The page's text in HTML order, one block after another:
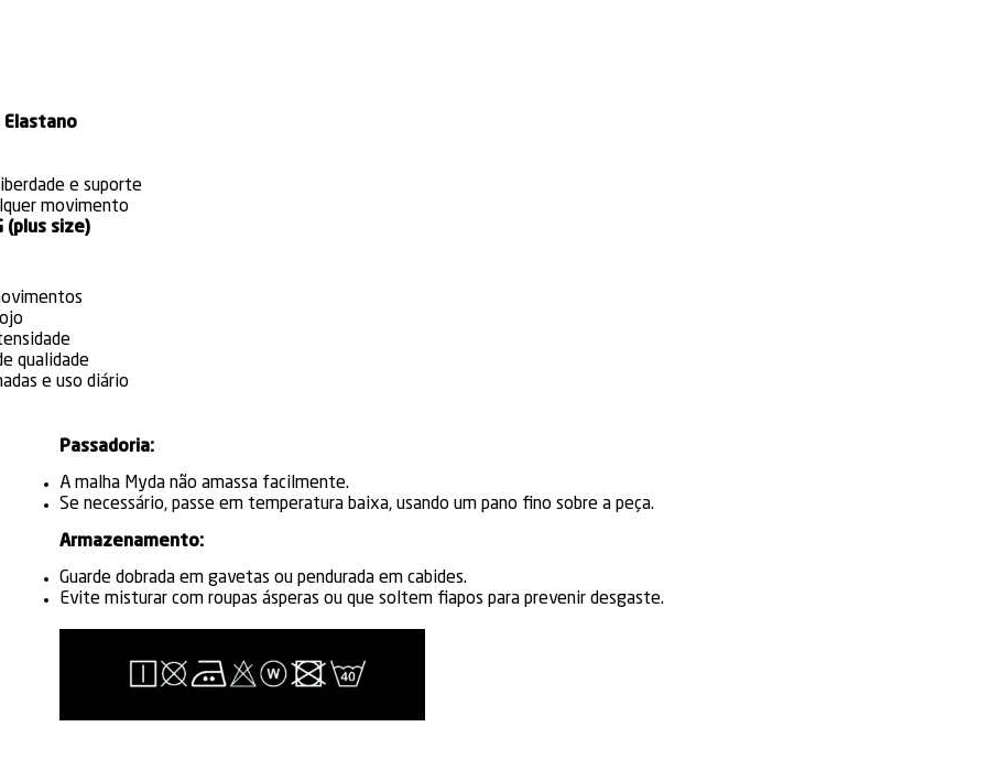
Elastano
e suporte
movimento
(plus size)
qualidade
e uso diário
Passadoria:
A malha Myda não amassa facilmente.
Se necessário, passe em temperatura baixa, usando um pano fino sobre a peça.
Armazenamento:
Guarde dobrada em gavetas ou pendurada em cabides.
Evite misturar com roupas ásperas ou que soltem fiapos para prevenir desgaste.